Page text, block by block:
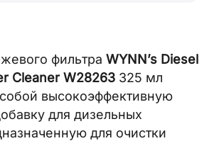
фильтра WYNN’s Diesel
Cleaner W28263 325 мл
высокоэффективную
для дизельных
для очистки